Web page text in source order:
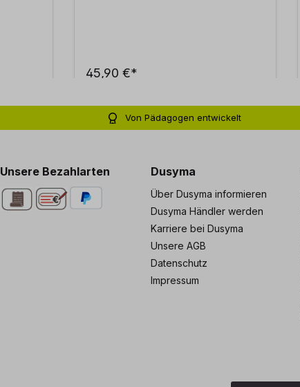
45,90 €*
Von Pädagogen entwickelt
Unsere Bezahlarten Dusyma
Über Dusyma informieren
Dusyma Händler werden
Karriere bei Dusyma
Unsere AGB
Datenschutz
Impressum